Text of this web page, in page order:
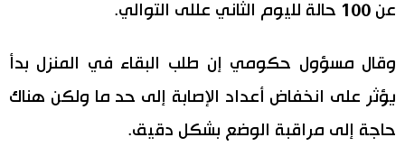
اقتصاد
مجتمع
المطبخ الياباني
عن 100 حالة لليوم الثاني عللى التوالي.
وقال مسؤول حكومي إن طلب البقاء في المنزل بدأ
يؤثر على انخفاض أعداد الإصابة إلى حد ما ولكن هناك
حاجة إلى مراقبة الوضع بشكل دقيق.